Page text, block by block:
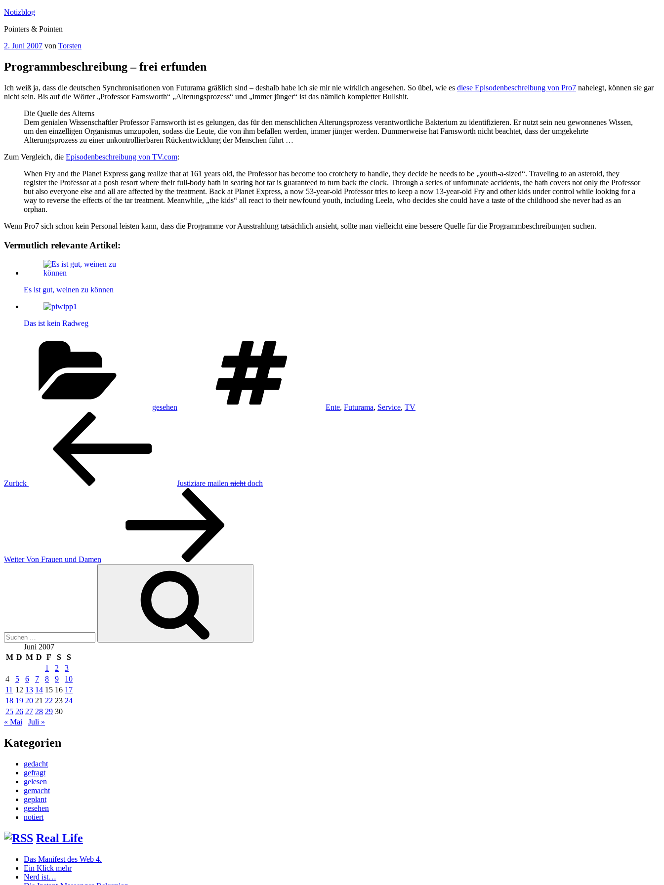
Zum
springen
Notizblog
Pointers & Pointen
Veröffentlicht
2. Juni 2007 von Torsten
Programmbeschreibung – frei erfunden
Ich weiß ja, dass die deutschen Synchronisationen von Futurama gräßlich sind – deshalb habe ich sie mir nie wirklich angesehen. So übel, wie es diese Episodenbeschreibung von Pro7 nahelegt, können sie gar
nicht sein. Bis auf die Wörter „Professor Farnsworth“ „Alterungsprozess“ und „immer jünger“ ist das nämlich kompletter Bullshit.
Die Quelle des Alterns
Dem genialen Wissenschaftler Professor Farnsworth ist es gelungen, das für den menschlichen Alterungsprozess verantwortliche Bakterium zu identifizieren. Er nutzt sein neu gewonnenes Wissen,
um den einzelligen Organismus umzupolen, sodass die Leute, die von ihm befallen werden, immer jünger werden. Dummerweise hat Farnsworth nicht beachtet, dass der umgekehrte
Alterungsprozess zu einer unkontrollierbaren Rückentwicklung der Menschen führt …
Zum Vergleich, die Episodenbeschreibung von TV.com:
When Fry and the Planet Express gang realize that at 161 years old, the Professor has become too crotchety to handle, they decide he needs to be „youth-a-sized“. Traveling to an asteroid, they
register the Professor at a posh resort where their full-body bath in searing hot tar is guaranteed to turn back the clock. Through a series of unfortunate accidents, the bath covers not only the Professor
but also everyone else and all are affected by the treatment. Back at Planet Express, a now 53-year-old Professor tries to keep a now 13-year-old Fry and other kids under control while looking for a
way to reverse the effects of the tar treatment. Meanwhile, „the kids“ all react to their newfound youth, including Leela, who decides she could have a taste of the childhood she never had as an
orphan.
Wenn Pro7 sich schon kein Personal leisten kann, dass die Programme vor Ausstrahlung tatsächlich ansieht, sollte man vielleicht eine bessere Quelle für die Programmbeschreibungen suchen.
Vermutlich relevante Artikel:
Es ist gut, weinen zu können
Das ist kein Radweg
gesehen Ente, Futurama, Service, TV
Beitragsnavigation
Zurück Justiziare mailen nicht doch
Weiter Von Frauen und Damen
Juni 2007
M D M D F S
S
1
2
3
4
5 6 7 8 9
10
11 12 13 14 15 16 17
18 19 20 21 22 23 24
25 26 27 28 29 30
« Mai
Juli »
Kategorien
gedacht
gefragt
gelesen
gemacht
geplant
gesehen
notiert
Real Life
Das Manifest des Web 4.
Ein Klick mehr
Nerd ist…